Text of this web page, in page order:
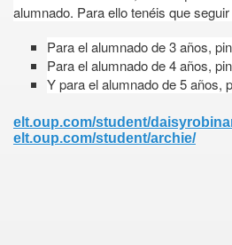
alumnado. Para ello tenéis que
Para el alumnado de 3 años,
Para el alumnado de 4 años,
Y para el alumnado de 5 años,
elt.oup.com/student/
elt.oup.com/student/archie/